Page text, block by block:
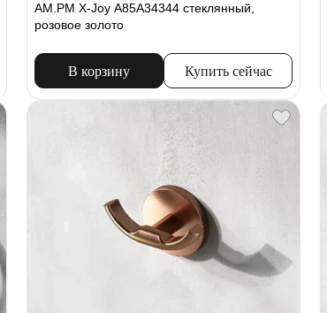
AM.PM X-Joy A85A34344 стеклянный,
розовое золото
В корзину Купить сейчас